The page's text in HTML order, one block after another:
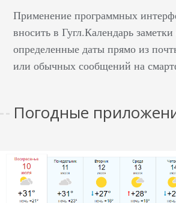
Применение программных
вносить в Гугл.Календарь
определенные даты прямо из
или обычных сообщений на
Погодные